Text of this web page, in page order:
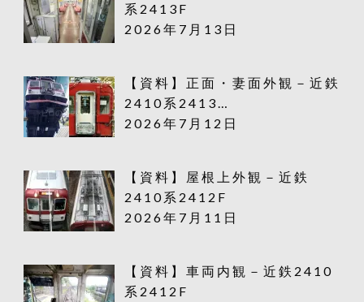
系2413F
2026年7月13日
【資料】正面・妻面外観－近鉄
2410系2413…
2026年7月12日
【資料】屋根上外観－近鉄
2410系2412F
2026年7月11日
【資料】車両内観－近鉄2410
系2412F